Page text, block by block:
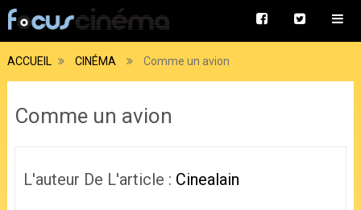
ACCUEIL CINÉMA Comme un avion
Comme un avion
L'auteur De L'article : Cinealain